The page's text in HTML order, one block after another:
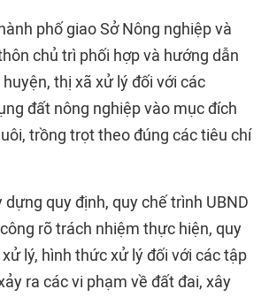
phố giao Sở Nông nghiệp và
chủ trì phối hợp và hướng dẫn
huyện, thị xã xử lý đối với các
đất nông nghiệp vào mục đích
trồng trọt theo đúng các tiêu chí
dựng quy định, quy chế trình UBND
rõ trách nhiệm thực hiện, quy
lý, hình thức xử lý đối với các tập
ra các vi phạm về đất đai, xây